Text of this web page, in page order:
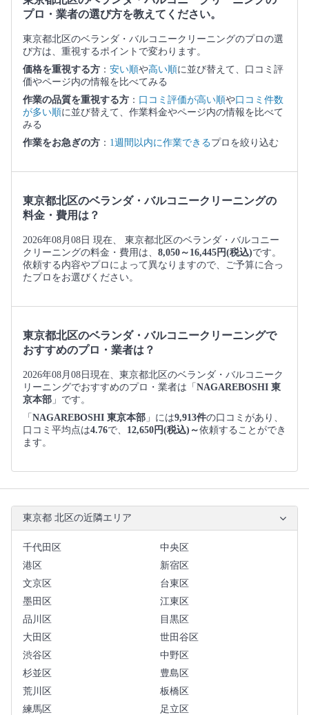
プロ・業者の選び方を教えてください。
東京都北区のベランダ・バルコニークリーニングのプロの選
び方は、重視するポイントで変わります。
価格を重視する方 ： 安い順や高い順に並び替えて、口コミ評
価やページ内の情報を比べてみる
作業の品質を重視する方 ： 口コミ評価が高い順や口コミ件数
が多い順に並び替えて、作業料金やページ内の情報を比べて
みる
作業をお急ぎの方 ： 1週間以内に作業できるプロを絞り込む
東京都北区のベランダ・バルコニークリーニングの
料金・費用は？
2026年08月08日 現在、 東京都北区のベランダ・バルコニー
クリーニングの料金・費用は、 8,050～16,445円(税込)です。
依頼する内容やプロによって異なりますので、ご予算に合っ
たプロをお選びください。
東京都北区のベランダ・バルコニークリーニングで
おすすめのプロ・業者は？
2026年08月08日現在、東京都北区のベランダ・バルコニーク
リーニングでおすすめのプロ・業者は「NAGAREBOSHI 東
京本部 」です。
「NAGAREBOSHI 東京本部 」には9,913件の口コミがあり、
口コミ平均点は4.76で、 12,650円(税込)～依頼することができ
ます。
東京都 北区の近隣エリア
千代田区
中央区
港区
新宿区
文京区
台東区
墨田区
江東区
品川区
目黒区
大田区
世田谷区
渋谷区
中野区
杉並区
豊島区
荒川区
板橋区
練馬区
足立区